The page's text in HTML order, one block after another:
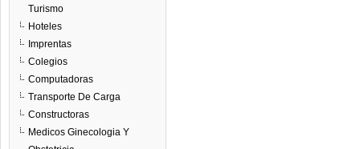
Turismo
Hoteles
Imprentas
Colegios
Computadoras
Transporte De Carga
Constructoras
Medicos Ginecologia Y